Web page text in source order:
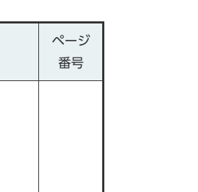
ページ
番号